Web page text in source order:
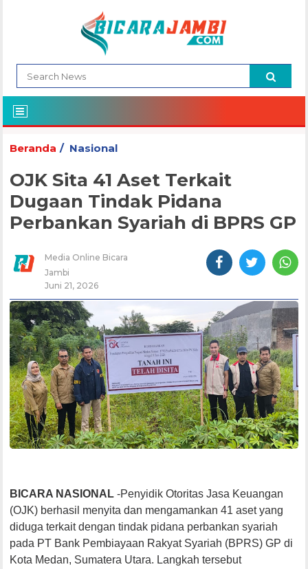
Beranda Nasional
OJK Sita 41 Aset Terkait
Dugaan Tindak Pidana
Perbankan Syariah di BPRS GP
Media Online Bicara
Jambi
Juni 21, 2026
BICARA NASIONAL -Penyidik Otoritas Jasa Keuangan
(OJK) berhasil menyita dan mengamankan 41 aset yang
diduga terkait dengan tindak pidana perbankan syariah
pada PT Bank Pembiayaan Rakyat Syariah (BPRS) GP di
Kota Medan, Sumatera Utara. Langkah tersebut